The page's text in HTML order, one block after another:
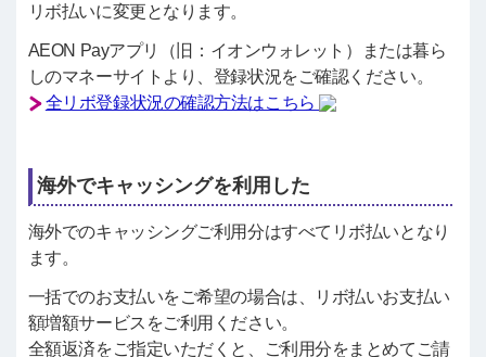
リボ払いに変更となります。
AEON Payアプリ（旧：イオンウォレット）または暮ら
しのマネーサイトより、登録状況をご確認ください。
全リボ登録状況の確認方法はこちら
海外でキャッシングを利用した
海外でのキャッシングご利用分はすべてリボ払いとなり
ます。
一括でのお支払いをご希望の場合は、リボ払いお支払い
額増額サービスをご利用ください。
全額返済をご指定いただくと、ご利用分をまとめてご請